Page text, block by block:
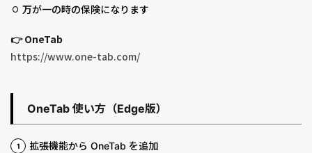
万が一の時の保険になります
👉 OneTab
https://www.one-tab.com/
OneTab 使い方（Edge版）
拡張機能から OneTab を追加